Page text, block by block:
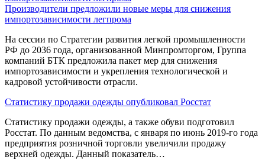
Производители предложили новые меры для снижения
импортозависимости легпрома
На сессии по Стратегии развития легкой промышленности
РФ до 2036 года, организованной Минпромторгом, Группа
компаний БТК предложила пакет мер для снижения
импортозависимости и укрепления технологической и
кадровой устойчивости отрасли.
Статистику продажи одежды опубликовал Росстат
Статистику продажи одежды, а также обуви подготовил
Росстат. По данным ведомства, с января по июнь 2019-го года
предприятия розничной торговли увеличили продажу
верхней одежды. Данный показатель…